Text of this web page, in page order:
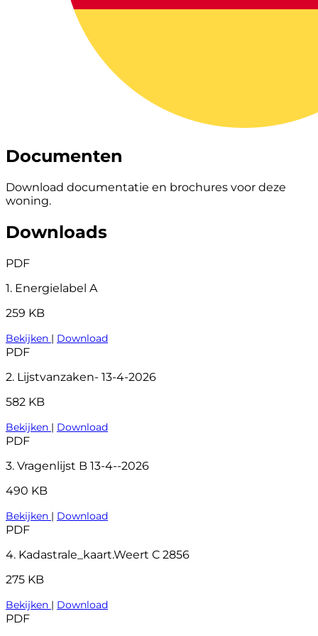
Documenten
Download documentatie en brochures voor deze
woning.
Downloads
PDF
1. Energielabel A
259 KB
Bekijken | Download
PDF
2. Lijstvanzaken- 13-4-2026
582 KB
Bekijken | Download
PDF
3. Vragenlijst B 13-4--2026
490 KB
Bekijken | Download
PDF
4. Kadastrale_kaart.Weert C 2856
275 KB
Bekijken | Download
PDF